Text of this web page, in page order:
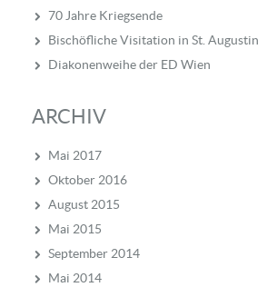
70 Jahre Kriegsende
Bischöfliche Visitation in St. Augustin
Diakonenweihe der ED Wien
ARCHIV
Mai 2017
Oktober 2016
August 2015
Mai 2015
September 2014
Mai 2014